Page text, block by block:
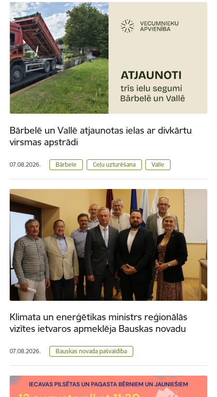
Bārbelē un Vallē atjaunotas ielas ar divkārtu
virsmas apstrādi
07.08.2026. Bārbele Ceļu uzturēšana Valle
Klimata un enerģētikas ministrs reģionālās
vizītes ietvaros apmeklēja Bauskas novadu
07.08.2026. Bauskas novada pašvaldība